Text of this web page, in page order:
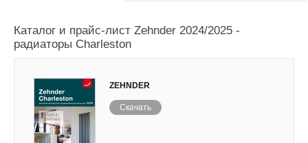
Каталог и прайс-лист Zehnder 2024/2025 -
радиаторы Charleston
ZEHNDER
Скачать